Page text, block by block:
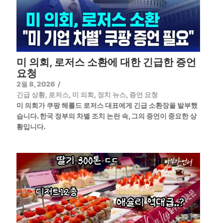
미 의회, 로저스 소환에 대한 긴급한 증언
요청
2월 8, 2026 /
긴급 상황, 로저스, 미 의회, 정치 뉴스, 증언 요청
미 의회가 쿠팡 해롤드 로저스 대표에게 긴급 소환장을 발부했
습니다. 한국 정부의 차별 조치 논란 속, 그의 증언이 중요한 상
황입니다.